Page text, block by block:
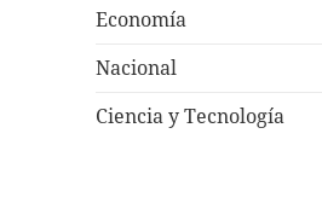
Economía
Nacional
Ciencia y Tecnología